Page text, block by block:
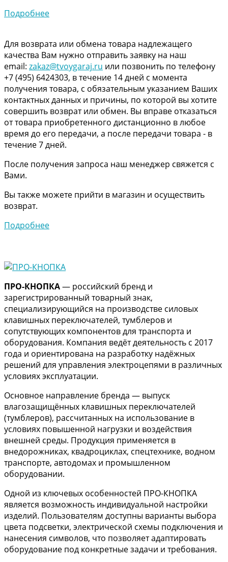
Подробнее
Для возврата или обмена товара надлежащего
качества Вам нужно отправить заявку на наш
email: zakaz@tvoygaraj.ru или позвонить по телефону
+7 (495) 6424303, в течение 14 дней с момента
получения товара, с обязательным указанием Ваших
контактных данных и причины, по которой вы хотите
совершить возврат или обмен. Вы вправе отказаться
от товара приобретенного дистанционно в любое
время до его передачи, а после передачи товара - в
течение 7 дней.
После получения запроса наш менеджер свяжется с
Вами.
Вы также можете прийти в магазин и осуществить
возврат.
Подробнее
ПРО-КНОПКА— российский бренд и
зарегистрированный товарный знак,
специализирующийся на производстве силовых
клавишных переключателей, тумблеров и
сопутствующих компонентов для транспорта и
оборудования. Компания ведёт деятельность с 2017
года и ориентирована на разработку надёжных
решений для управления электроцепями в различных
условиях эксплуатации.
Основное направление бренда — выпуск
влагозащищённых клавишных переключателей
(тумблеров), рассчитанных на использование в
условиях повышенной нагрузки и воздействия
внешней среды. Продукция применяется в
внедорожниках, квадроциклах, спецтехнике, водном
транспорте, автодомах и промышленном
оборудовании.
Одной из ключевых особенностей ПРО-КНОПКА
является возможность индивидуальной настройки
изделий. Пользователям доступны варианты выбора
цвета подсветки, электрической схемы подключения и
нанесения символов, что позволяет адаптировать
оборудование под конкретные задачи и требования.